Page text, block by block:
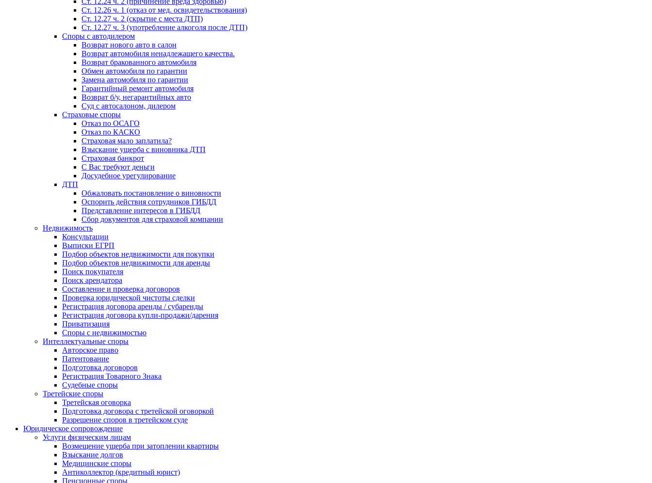
Ст. 12.26 ч. 1 (отказ от мед. освидетельствования)
Ст. 12.27 ч. 2 (скрытие с места ДТП)
Ст. 12.27 ч. 3 (употребление алкоголя после ДТП)
Споры с автодилером
Возврат нового авто в салон
Возврат автомобиля ненадлежащего качества.
Возврат бракованного автомобиля
Обмен автомобиля по гарантии
Замена автомобиля по гарантии
Гарантийный ремонт автомобиля
Возврат б/у, негарантийных авто
Суд с автосалоном, дилером
Страховые споры
Отказ по ОСАГО
Отказ по КАСКО
Страховая мало заплатила?
Взыскание ущерба с виновника ДТП
Страховая банкрот
С Вас требуют деньги
Досудебное урегулирование
ДТП
Обжаловать постановление о виновности
Оспорить действия сотрудников ГИБДД
Представление интересов в ГИБДД
Сбор документов для страховой компании
Недвижимость
Консультации
Выписки ЕГРП
Подбор объектов недвижимости для покупки
Подбор объектов недвижимости для аренды
Поиск покупателя
Поиск арендатора
Составление и проверка договоров
Проверка юридической чистоты сделки
Регистрация договора аренды / субаренды
Регистрация договора купли-продажи/дарения
Приватизация
Cпоры с недвижимостью
Интеллектуальные споры
Авторское право
Патентование
Подготовка договоров
Регистрация Товарного Знака
Судебные споры
Третейские споры
Третейская оговорка
Подготовка договора с третейской оговоркой
Разрешение споров в третейском суде
Юридическое сопровождение
Услуги физическим лицам
Возмещение ущерба при затоплении квартиры
Взыскание долгов
Медицинские споры
Антиколлектор (кредитный юрист)
Пенсионные споры